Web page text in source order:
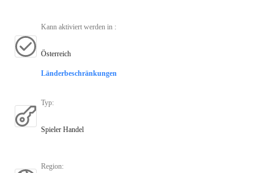
Kann aktiviert werden in :
Österreich
Länderbeschränkungen
Typ:
Spieler Handel
Region: